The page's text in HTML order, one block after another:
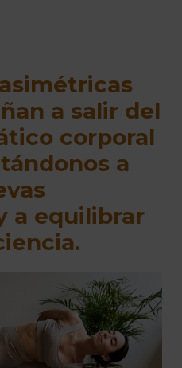
a salir del
corporal
a
a equilibrar